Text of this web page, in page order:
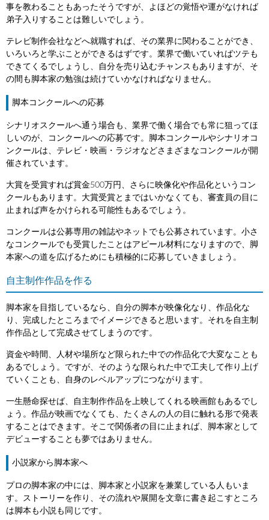
事を教わることもあったそうですが、よほどの覚悟や運がなければ
弟子入りすることは難しいでしょう。
テレビ制作会社などへ就職すれば、その業界に関わることができ、
いろいろと学ぶことができるはずです。業界で働いていればツテも
できてくるでしょうし、自分を売り込むチャンスもありますが、そ
の間も脚本家の勉強は続けていかなければなりません。
脚本コンクールへの応募
シナリオスクールへ通う場合も、業界で働く場合でも常に狙ってほ
しいのが、コンクールへの応募です。脚本コンクールやシナリオコ
ンクールは、テレビ・映画・ラジオなどさまざまなコンクールが開
催されています。
大賞を受賞すれば賞金500万円、さらに映像化や作品化というコン
クールもあります。大賞受賞とまではいかなくても、審査員の目に
止まれば声をかけられる可能性もあるでしょう。
コンクールは公募専用の雑誌やネットでも公募されています。小さ
なコンクールでも受賞したことはアピール材料になりますので、脚
本家への道を広げるためにも積極的に応募していきましょう。
自主制作作品を作る
脚本家を目指しているなら、自分の脚本が映像化なり、作品化な
り、完成したところまでイメージできると思います。それを自主制
作作品として完成させてしまうのです。
資金や時間、人材や場所など限られた中での作品化で大変なことも
あるでしょう。ですが、そのような限られた中で工夫して作り上げ
ていくことも、自身のレベルアップにつながります。
一生懸命探せば、自主制作作品を上映してくれる映画館もあるでし
ょう。作品が映画でなくても、たくさんの人の目に触れる形で発表
することはできます。そこで関係者の目に止まれば、脚本家として
デビューすることも夢ではありません。
小説家から脚本家へ
プロの脚本家の中には、脚本家と小説家を兼業している人もいま
す。ストーリーを作り、その流れや展開を文章に書き起こすところ
は脚本も小説も同じです。